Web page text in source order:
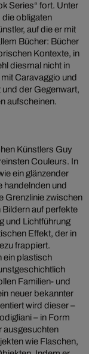
Series“ fort. Unter
die obligaten
auf die er mit
Bücher: Bücher
Kontexte, in
diesmal nicht in
Caravaggio und
der Gegenwart,
aufscheinen.
Künstlers Guy
Couleurs. In
ein glänzender
handelnden und
Grenzlinie zwischen
auf perfekte
und Lichtführung
Effekt, der in
frappiert.
ein plastisch
Familien- und
neuer bekannter
wird dieser –
– in Form
ausgesuchten
wie Flaschen,